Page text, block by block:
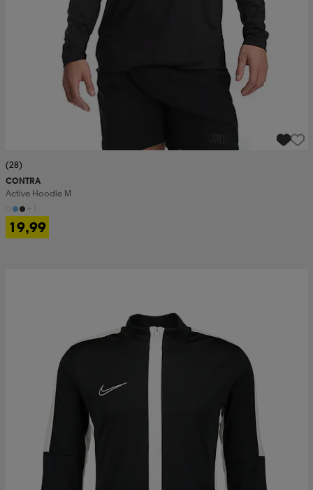
(28)
CONTRA
Active Hoodie M
19,99